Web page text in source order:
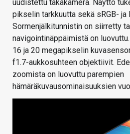
uudistettu takakamera. Näyttö
pikselin tarkkuutta sekä sRGB- ja
Sormenjälkitunnistin on siirretty
navigointinäppäimistä on
16 ja 20 megapikselin
f1.7-aukkosuhteen objektiivit.
zoomista on luovuttu parempien
hämäräkuvausominaisuuksien